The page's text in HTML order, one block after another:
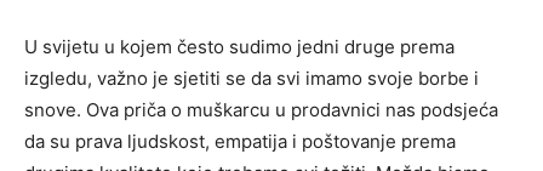
U svijetu u kojem često sudimo jedni druge prema
izgledu, važno je sjetiti se da svi imamo svoje borbe i
snove. Ova priča o muškarcu u prodavnici nas podsjeća
da su prava ljudskost, empatija i poštovanje prema